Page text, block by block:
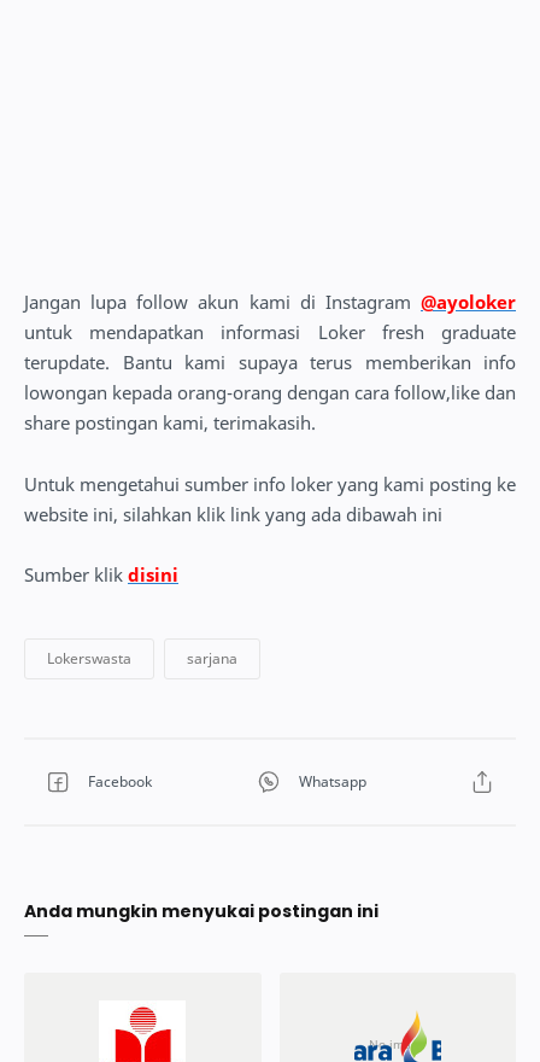
Jangan lupa follow akun kami di Instagram @ayoloker
untuk mendapatkan informasi Loker fresh graduate
terupdate. Bantu kami supaya terus memberikan info
lowongan kepada orang-orang dengan cara follow,like dan
share postingan kami, terimakasih.
Untuk mengetahui sumber info loker yang kami posting ke
website ini, silahkan klik link yang ada dibawah ini
Sumber klik disini
Anda mungkin menyukai postingan ini